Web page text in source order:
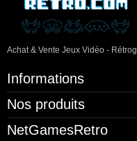
Achat & Vente Jeux Vidéo -
Informations
Nos produits
NetGamesRetro